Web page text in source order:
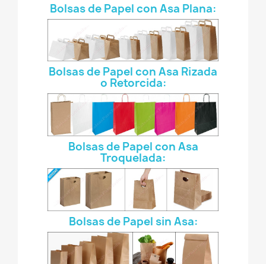
Bolsas de Papel con Asa Plana:
Bolsas de Papel con Asa Rizada
o Retorcida:
Bolsas de Papel con Asa
Troquelada:
Bolsas de Papel sin Asa: